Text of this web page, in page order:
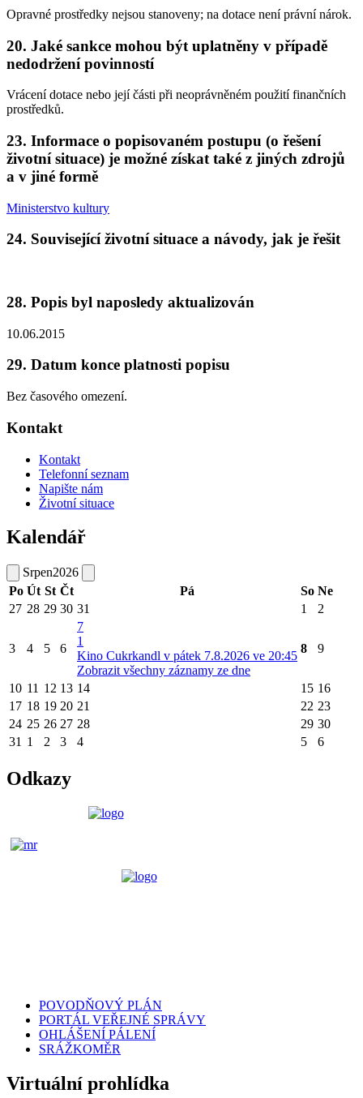
Opravné prostředky nejsou stanoveny; na dotace není právní nárok.
20. Jaké sankce mohou být uplatněny v případě
nedodržení povinností
Vrácení dotace nebo její části při neoprávněném použití finančních
prostředků.
23. Informace o popisovaném postupu (o řešení
životní situace) je možné získat také z jiných zdrojů
a v jiné formě
Ministerstvo kultury
24. Související životní situace a návody, jak je řešit
28. Popis byl naposledy aktualizován
10.06.2015
29. Datum konce platnosti popisu
Bez časového omezení.
Kontakt
Kontakt
Telefonní seznam
Napište nám
Životní situace
Kalendář
Srpen2026
Po Út St Čt Pá So Ne
27 28 29 30 31 1 2
3 4 5 6
7
1
Kino Cukrkandl v pátek 7.8.2026 ve 20:45
Zobrazit všechny záznamy ze dne
8 9
10 11 12 13 14 15 16
17 18 19 20 21 22 23
24 25 26 27 28 29 30
31 1 2 3 4 5 6
Odkazy
POVODŇOVÝ PLÁN
PORTÁL VEŘEJNÉ SPRÁVY
OHLÁŠENÍ PÁLENÍ
SRÁŽKOMĚR
Virtuální prohlídka